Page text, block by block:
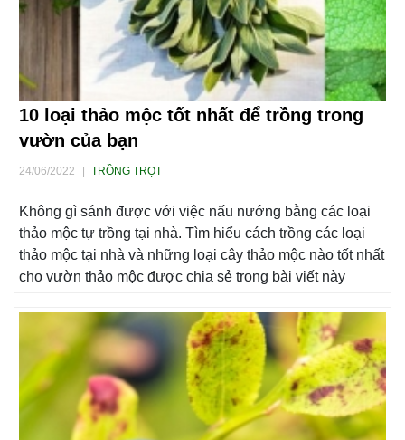
10 loại thảo mộc tốt nhất để trồng trong
vườn của bạn
24/06/2022 TRỒNG TRỌT
Không gì sánh được với việc nấu nướng bằng các loại
thảo mộc tự trồng tại nhà. Tìm hiểu cách trồng các loại
thảo mộc tại nhà và những loại cây thảo mộc nào tốt nhất
cho vườn thảo mộc được chia sẻ trong bài viết này